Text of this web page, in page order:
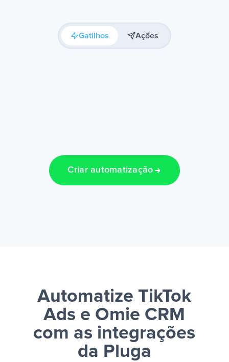
Gatilhos Ações
Criar automatização
Automatize TikTok
Ads e Omie CRM
com as integrações
da Pluga